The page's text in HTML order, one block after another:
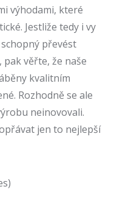
výhodami, které
Jestliže tedy i vy
převést
věřte, že naše
kvalitním
Rozhodně se ale
neinovovali.
jen to nejlepší